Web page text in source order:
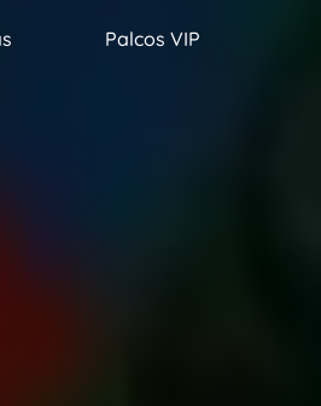
Palcos VIP